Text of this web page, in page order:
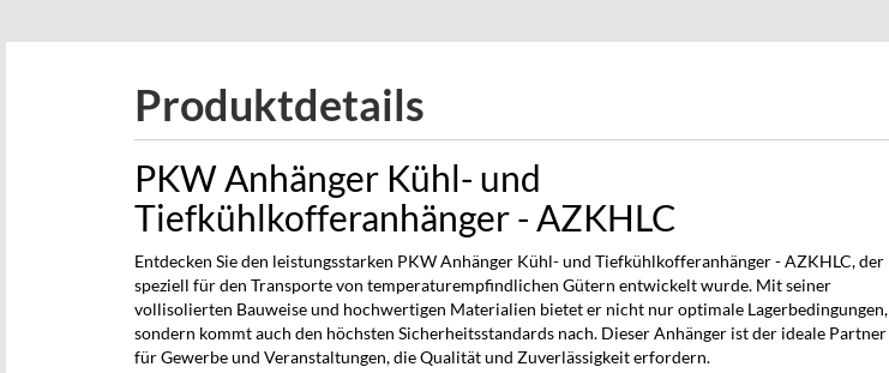
Produktdetails
PKW Anhänger Kühl- und
Tiefkühlkofferanhänger - AZKHLC
Entdecken Sie den leistungsstarken PKW Anhänger Kühl- und Tiefkühlkofferanhänger - AZKHLC, der
speziell für den Transporte von temperaturempfindlichen Gütern entwickelt wurde. Mit seiner
vollisolierten Bauweise und hochwertigen Materialien bietet er nicht nur optimale Lagerbedingungen,
sondern kommt auch den höchsten Sicherheitsstandards nach. Dieser Anhänger ist der ideale Partner
für Gewerbe und Veranstaltungen, die Qualität und Zuverlässigkeit erfordern.